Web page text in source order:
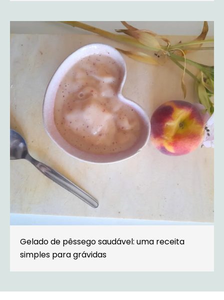
Gelado de pêssego saudável: uma receita
simples para grávidas